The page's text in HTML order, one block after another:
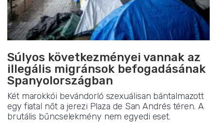
Súlyos következményei vannak az
illegális migránsok befogadásának
Spanyolországban
Két marokkói bevándorló szexuálisan bántalmazott
egy fiatal nőt a jerezi Plaza de San Andrés téren. A
brutális bűncselekmény nem egyedi eset.